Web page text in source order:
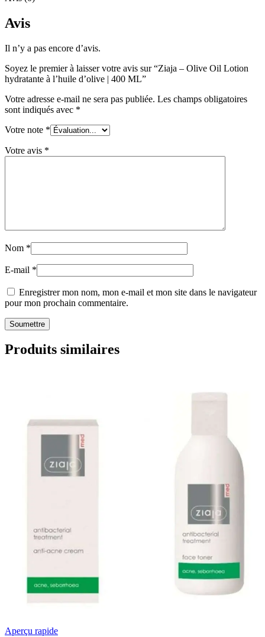
Avis
Il n’y a pas encore d’avis.
Soyez le premier à laisser votre avis sur “Ziaja – Olive Oil Lotion
hydratante à l’huile d’olive | 400 ML”
Votre adresse e-mail ne sera pas publiée. Les champs obligatoires
sont indiqués avec *
Votre note *
Votre avis *
Nom *
E-mail *
Enregistrer mon nom, mon e-mail et mon site dans le navigateur
pour mon prochain commentaire.
Produits similaires
Aperçu rapide